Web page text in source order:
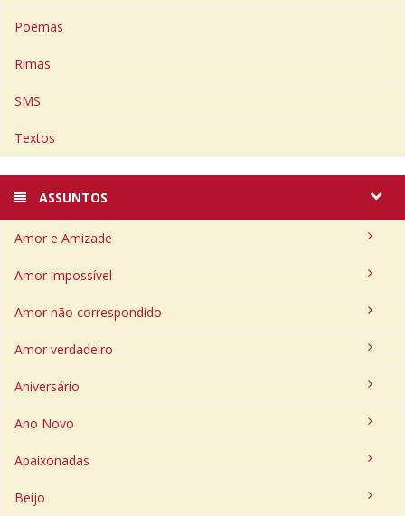
Poemas
Rimas
SMS
Textos
ASSUNTOS
Amor e Amizade
Amor impossível
Amor não correspondido
Amor verdadeiro
Aniversário
Ano Novo
Apaixonadas
Beijo